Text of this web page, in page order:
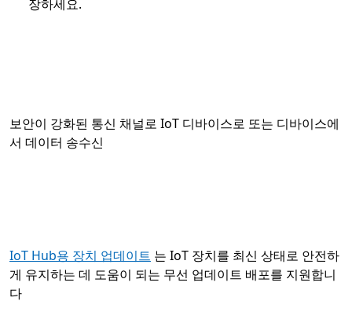
장하세요.
보안이 강화된 통신 채널로 IoT 디바이스로 또는 디바이스에
서 데이터 송수신
IoT Hub용 장치 업데이트 는 IoT 장치를 최신 상태로 안전하
게 유지하는 데 도움이 되는 무선 업데이트 배포를 지원합니
다